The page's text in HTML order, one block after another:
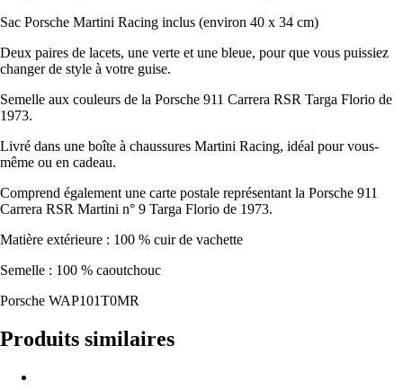
Sac Porsche Martini Racing inclus (environ 40 x 34 cm)
Deux paires de lacets, une verte et une bleue, pour que vous puissiez
changer de style à votre guise.
Semelle aux couleurs de la Porsche 911 Carrera RSR Targa Florio de
1973.
Livré dans une boîte à chaussures Martini Racing, idéal pour vous-
même ou en cadeau.
Comprend également une carte postale représentant la Porsche 911
Carrera RSR Martini n° 9 Targa Florio de 1973.
Matière extérieure : 100 % cuir de vachette
Semelle : 100 % caoutchouc
Porsche WAP101T0MR
Produits similaires